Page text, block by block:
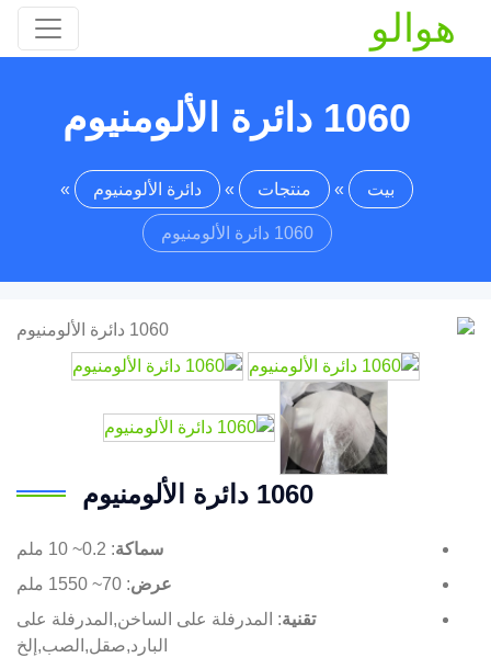
هوالو
1060 دائرة الألومنيوم
بيت » منتجات » دائرة الألومنيوم »
1060 دائرة الألومنيوم
1060 دائرة الألومنيوم
سماكة: 0.2~ 10 ملم
عرض: 70~ 1550 ملم
تقنية: المدرفلة على الساخن,المدرفلة على
البارد,صقل,الصب,إلخ